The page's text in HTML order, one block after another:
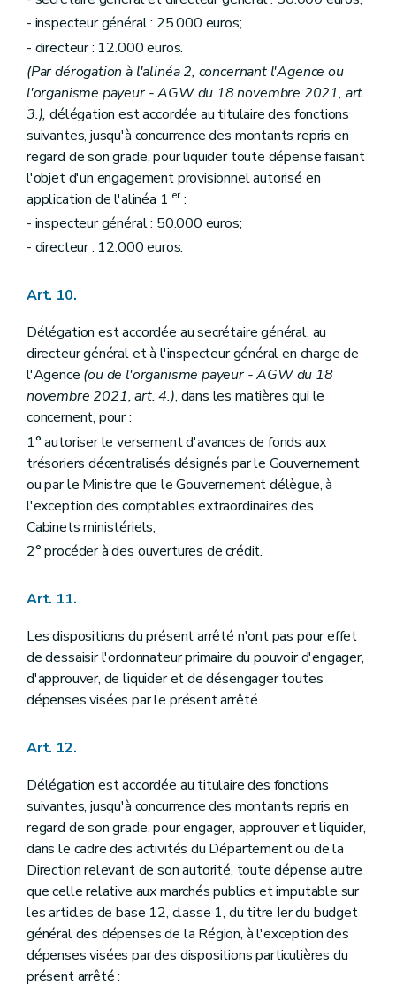
- inspecteur général : 25.000 euros;
- directeur : 12.000 euros.
(Par dérogation à l'alinéa 2, concernant l'Agence ou
l'organisme payeur - AGW du 18 novembre 2021, art.
3.), délégation est accordée au titulaire des fonctions
suivantes, jusqu'à concurrence des montants repris en
regard de son grade, pour liquider toute dépense faisant
l'objet d'un engagement provisionnel autorisé en
application de l'alinéa 1 er:
- inspecteur général : 50.000 euros;
- directeur : 12.000 euros.
Art. 10.
Délégation est accordée au secrétaire général, au
directeur général et à l'inspecteur général en charge de
l'Agence (ou de l'organisme payeur - AGW du 18
novembre 2021, art. 4.), dans les matières qui le
concernent, pour :
1° autoriser le versement d'avances de fonds aux
trésoriers décentralisés désignés par le Gouvernement
ou par le Ministre que le Gouvernement délègue, à
l'exception des comptables extraordinaires des
Cabinets ministériels;
2° procéder à des ouvertures de crédit.
Art. 11.
Les dispositions du présent arrêté n'ont pas pour effet
de dessaisir l'ordonnateur primaire du pouvoir d'engager,
d'approuver, de liquider et de désengager toutes
dépenses visées par le présent arrêté.
Art. 12.
Délégation est accordée au titulaire des fonctions
suivantes, jusqu'à concurrence des montants repris en
regard de son grade, pour engager, approuver et liquider,
dans le cadre des activités du Département ou de la
Direction relevant de son autorité, toute dépense autre
que celle relative aux marchés publics et imputable sur
les articles de base 12, classe 1, du titre Ier du budget
général des dépenses de la Région, à l'exception des
dépenses visées par des dispositions particulières du
présent arrêté :